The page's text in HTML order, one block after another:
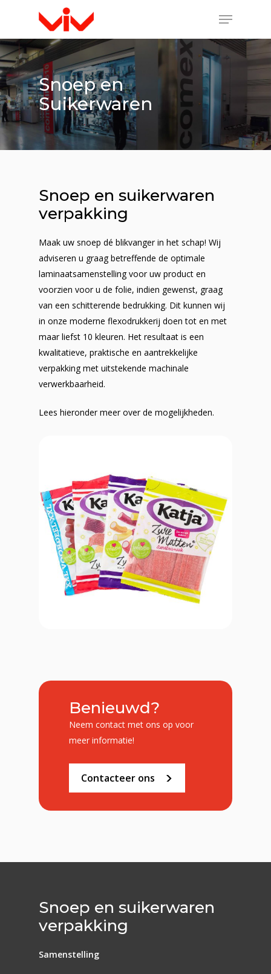
Snoep en
Suikerwaren
Snoep en suikerwaren
verpakking
Maak uw snoep dé blikvanger in het schap! Wij
adviseren u graag betreffende de optimale
laminaatsamenstelling voor uw product en
voorzien voor u de folie, indien gewenst, graag
van een schitterende bedrukking. Dit kunnen wij
in onze moderne flexodrukkerij doen tot en met
maar liefst 10 kleuren. Het resultaat is een
kwalitatieve, praktische en aantrekkelijke
verpakking met uitstekende machinale
verwerkbaarheid.
Lees hieronder meer over de mogelijkheden.
Benieuwd?
Neem contact met ons op voor
meer informatie!
Contacteer ons
Snoep en suikerwaren
verpakking
Samenstelling